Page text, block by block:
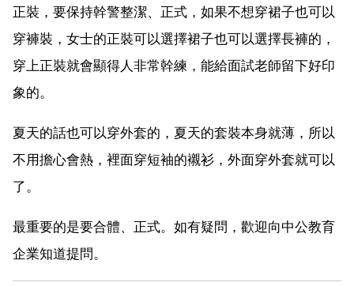
正裝，要保持幹警整潔、正式，如果不想穿裙子也可以
穿褲裝，女士的正裝可以選擇裙子也可以選擇長褲的，
穿上正裝就會顯得人非常幹練，能給面試老師留下好印
象的。
夏天的話也可以穿外套的，夏天的套裝本身就薄，所以
不用擔心會熱，裡面穿短袖的襯衫，外面穿外套就可以
了。
最重要的是要合體、正式。如有疑問，歡迎向中公教育
企業知道提問。